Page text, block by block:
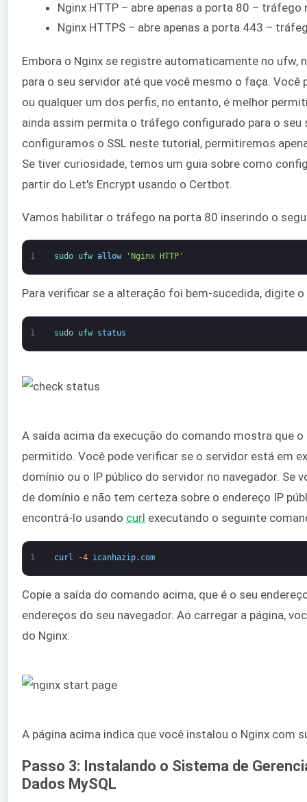
Nginx HTTP – abre apenas a porta 80 –
Nginx HTTPS – abre apenas a porta 443 –
Embora o Nginx se registre automaticamente no ufw,
para o seu servidor até que você mesmo o faça.
ou qualquer um dos perfis, no entanto, é melhor
ainda assim permita o tráfego configurado para o seu
configuramos o SSL neste tutorial, permitiremos
Se tiver curiosidade, temos um guia sobre como
partir do Let's Encrypt usando o Certbot.
Vamos habilitar o tráfego na porta 80 inserindo o
1 sudo ufw allow 'Nginx HTTP'
Para verificar se a alteração foi bem-sucedida, digite
1 sudo ufw status
A saída acima da execução do comando mostra que
permitido. Você pode verificar se o servidor está em
domínio ou o IP público do servidor no navegador. Se
de domínio e não tem certeza sobre o endereço IP
encontrá-lo usando curl executando o seguinte
1 curl -4 icanhazip. com
Copie a saída do comando acima, que é o seu
endereços do seu navegador. Ao carregar a página,
do Nginx:
A página acima indica que você instalou o Nginx com
Passo 3: Instalando o Sistema de
Dados MySQL